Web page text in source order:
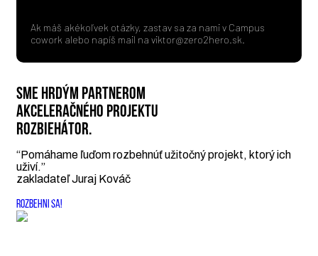
Ak máš akékoľvek otázky, zastav sa za nami v Campus
cowork alebo napíš mail na viktor@zero2hero.sk
SME HRDÝM PARTNEROM
AKCELERAČNÉHO PROJEKTU
ROZBIEHÁTOR.
“Pomáhame ľuďom rozbehnúť užitočný projekt, ktorý ich
uživí.”
zakladateľ Juraj Kováč
ROZBEHNI SA!